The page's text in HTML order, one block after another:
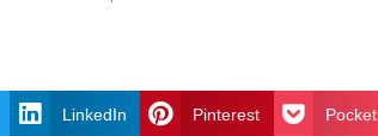
LinkedIn Pinterest Pocket